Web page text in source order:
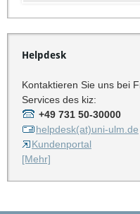
Helpdesk
Kontaktieren Sie uns bei
Services des kiz:
+49 731 50-30000
helpdesk(at)uni-ulm.de
Kundenportal
[Mehr]